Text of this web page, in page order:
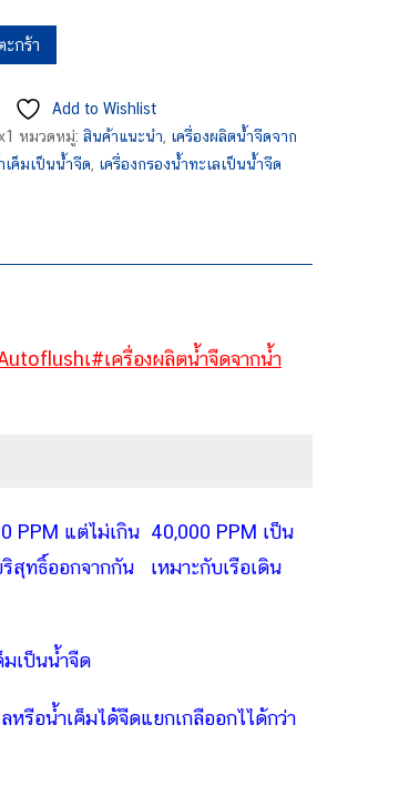
กร้า
Add to Wishlist
หมวดหมู่:สินค้าแนะนำ เครื่องผลิตน้ำจืดจาก
เค็มเป็นน้ำจืด เครื่องกรองน้ำทะเลเป็นน้ำจืด
เ#เครื่องผลิตน้ำจืดจากน้ำ
PPM แต่ไม่เกิน 40,000 PPM เป็น
สุทธิ์ออกจากกัน เหมาะกับเรือเดิน
มเป็นน้ำจืด
หรือน้ำเค็มได้จืดแยกเกลืออกไได้กว่า